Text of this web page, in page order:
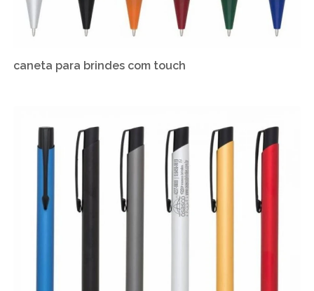
caneta para brindes com touch